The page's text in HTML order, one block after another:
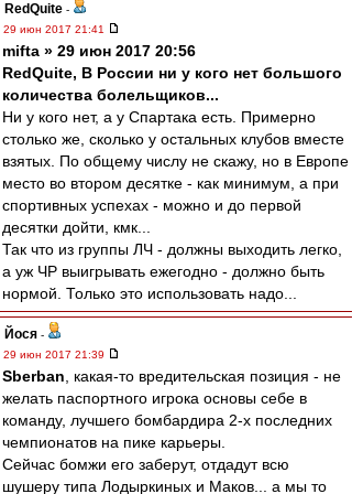
RedQuite -
29 июн 2017 21:41
mifta » 29 июн 2017 20:56
RedQuite, В России ни у кого нет большого
количества болельщиков...
Ни у кого нет, а у Спартака есть. Примерно
столько же, сколько у остальных клубов вместе
взятых. По общему числу не скажу, но в Европе
место во втором десятке - как минимум, а при
спортивных успехах - можно и до первой
десятки дойти, кмк...
Так что из группы ЛЧ - должны выходить легко,
а уж ЧР выигрывать ежегодно - должно быть
нормой. Только это использовать надо...
Йося -
29 июн 2017 21:39
Sberban , какая-то вредительская позиция - не
желать паспортного игрока основы себе в
команду, лучшего бомбардира 2-х последних
чемпионатов на пике карьеры.
Сейчас бомжи его заберут, отдадут всю
шушеру типа Лодыркиных и Маков... а мы то